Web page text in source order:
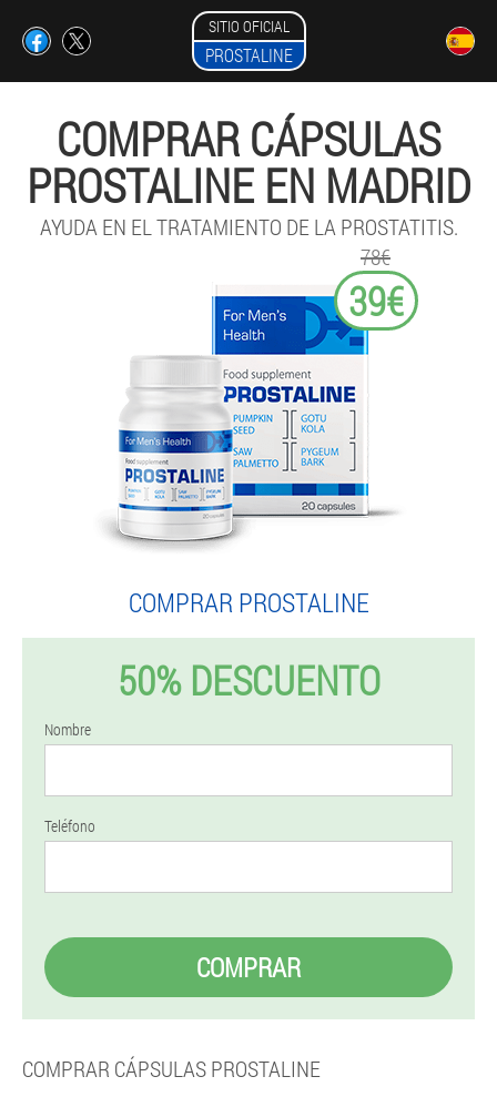
SITIO OFICIAL
PROSTALINE
COMPRAR CÁPSULAS
PROSTALINE EN MADRID
AYUDA EN EL TRATAMIENTO DE LA PROSTATITIS.
78€
39€
COMPRAR PROSTALINE
50% DESCUENTO
Nombre
Teléfono
COMPRAR
COMPRAR CÁPSULAS PROSTALINE